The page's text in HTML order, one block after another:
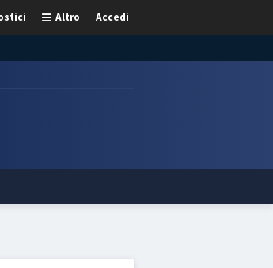
Accedi
Altro